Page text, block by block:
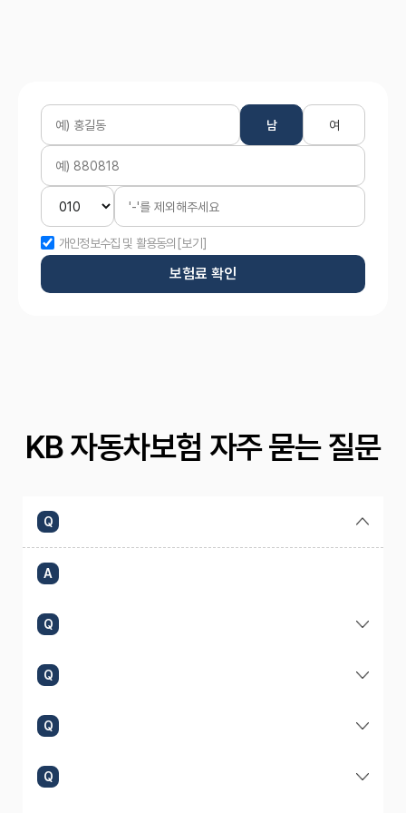
남 여
개인정보수집 및 활용동의 [보기]
보험료 확인
KB 자동차보험 자주 묻는 질문
Q
A
Q
Q
Q
Q